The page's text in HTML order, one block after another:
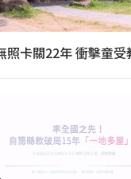
照卡關22年 衝擊童受